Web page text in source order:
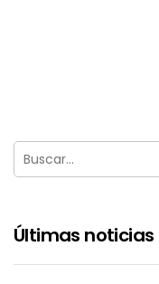
Últimas noticias